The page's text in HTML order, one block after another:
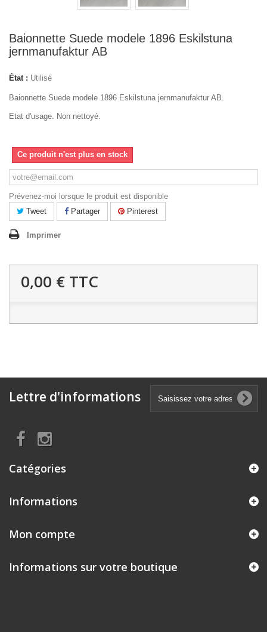
Baionnette Suede modele 1896 Eskilstuna
jernmanufaktur AB
État : Utilisé
Baionnette Suede modele 1896 Eskilstuna jernmanufaktur AB.
Etat d'usage. Non nettoyé.
Ce produit n'est plus en stock
Prévenez-moi lorsque le produit est disponible
Tweet
Partager Pinterest
Imprimer
0,00 € TTC
Lettre d'informations
Catégories
Informations
Mon compte
Informations sur votre boutique